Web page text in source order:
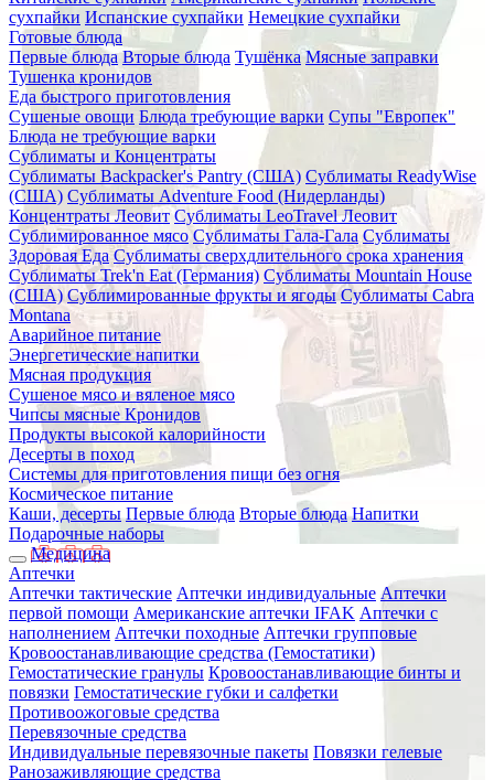
сухпайки Испанские сухпайки Немецкие сухпайки
Готовые блюда
Первые блюда Вторые блюда Тушёнка Мясные заправки
Тушенка кронидов
Еда быстрого приготовления
Сушеные овощи Блюда требующие варки Супы "Европек"
Блюда не требующие варки
Сублиматы и Концентраты
Сублиматы Backpacker's Pantry (США) Сублиматы ReadyWise
(США) Сублиматы Adventure Food (Нидерланды)
Концентраты Леовит Сублиматы LeoTravel Леовит
Сублимированное мясо Сублиматы Гала-Гала Сублиматы
Здоровая Еда Сублиматы сверхдлительного срока хранения
Сублиматы Trek'n Eat (Германия) Сублиматы Mountain House
(США) Сублимированные фрукты и ягоды Сублиматы Cabra
Montana
Аварийное питание
Энергетические напитки
Мясная продукция
Сушеное мясо и вяленое мясо
Чипсы мясные Кронидов
Продукты высокой калорийности
Десерты в поход
Системы для приготовления пищи без огня
Космическое питание
Каши, десерты Первые блюда Вторые блюда Напитки
Подарочные наборы
Медицина
Аптечки
Аптечки тактические Аптечки индивидуальные Аптечки
первой помощи Американские аптечки IFAK Аптечки с
наполнением Аптечки походные Аптечки групповые
Кровоостанавливающие средства (Гемостатики)
Гемостатические гранулы Кровоостанавливающие бинты и
повязки Гемостатические губки и салфетки
Противоожоговые средства
Перевязочные средства
Индивидуальные перевязочные пакеты Повязки гелевые
Ранозаживляющие средства